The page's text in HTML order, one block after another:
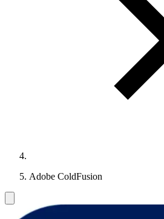
Adobe ColdFusion